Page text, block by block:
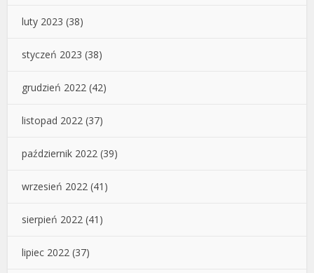
luty 2023 (38)
styczeń 2023 (38)
grudzień 2022 (42)
listopad 2022 (37)
październik 2022 (39)
wrzesień 2022 (41)
sierpień 2022 (41)
lipiec 2022 (37)